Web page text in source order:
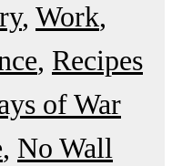
Work
Recipes
of War
No Wall